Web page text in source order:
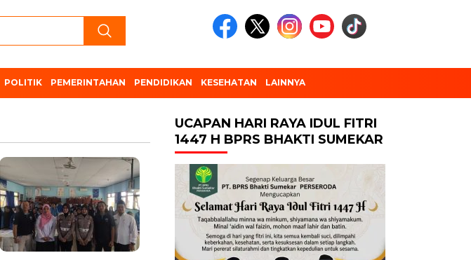
POLITIK PEMERINTAHAN PENDIDIKAN KESEHATAN LAINNYA
UCAPAN HARI RAYA IDUL FITRI
1447 H BPRS BHAKTI SUMEKAR